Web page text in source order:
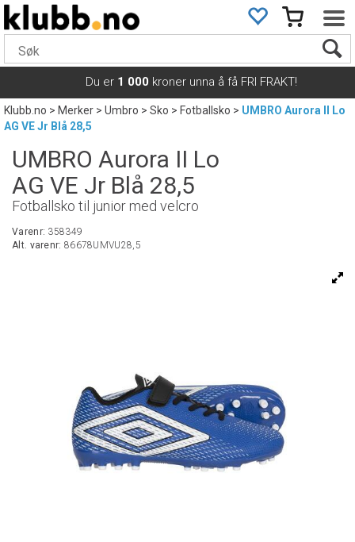
Du er 1 000 kroner unna å få FRI FRAKT!
Klubb.no>Merker>Umbro>Sko>Fotballsko>UMBRO Aurora II Lo
AG VE Jr Blå 28,5
UMBRO Aurora II Lo
AG VE Jr Blå 28,5
Fotballsko til junior med velcro
Varenr: 358349
Alt. varenr: 86678UMVU28,5